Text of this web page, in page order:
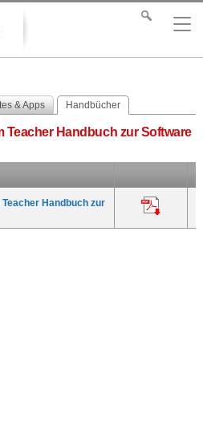
& Apps Handbücher
Handbuch zur Software
Handbuch zur